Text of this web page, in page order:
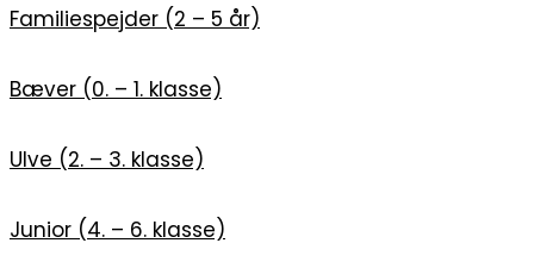
Familiespejder (2 – 5 år)
Bæver (0. – 1. klasse)
Ulve (2. – 3. klasse)
Junior (4. – 6. klasse)